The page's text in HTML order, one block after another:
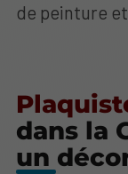
de peinture
dans la
un